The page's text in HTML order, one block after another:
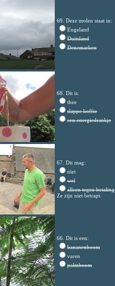
69. Deze molen staat in:
Engeland
Duitsland
Denemarken
68. Dit is:
thee
slappe koffie
een energiedrankje
67. Dit mag:
niet
wel
alleen tegen betaling
Ze zijn niet betrapt.
66. Dit is een:
bananenboom
varen
palmboom